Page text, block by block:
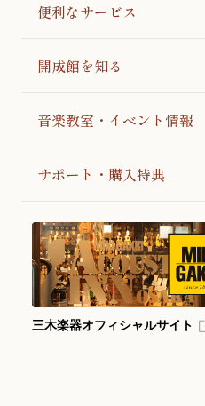
便利なサービス
開成館を知る
音楽教室・イベント情報
サポート・購入特典
三木楽器オフィシャルサイト